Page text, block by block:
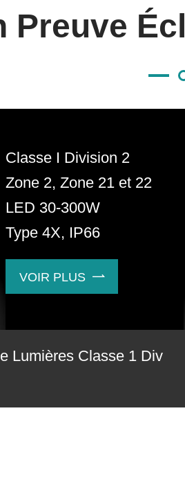
Preuve
Classe I Division 2
Zone 2, Zone 21 et 22
LED 30-300W
Type 4X, IP66
VOIR PLUS 
Lumières Classe 1 Div